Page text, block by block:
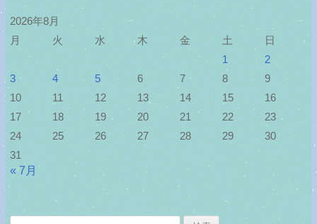
2026年8月
月
火 水 木 金 土
日
1
2
3
4 5 6 7 8
9
10
11 12 13 14 15
16
17
18 19 20 21 22
23
24
25 26 27 28 29
30
31
« 7月